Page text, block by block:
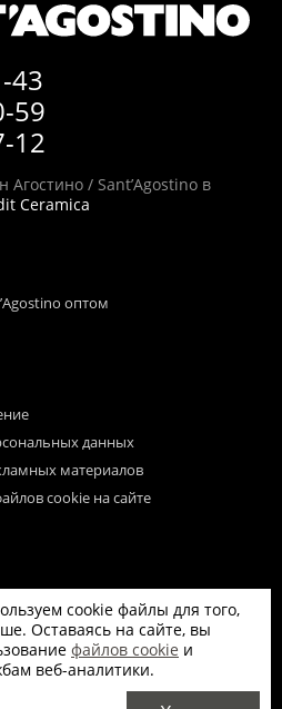
43
59
12
/ Sant’Agostino в
Ceramica
оптом
данных
материалов
cookie на сайте
для функционирования сайта.
покиньте сайт.
cookie файлы для того,
Оставаясь на сайте, вы
файлов cookie и
веб-аналитики.